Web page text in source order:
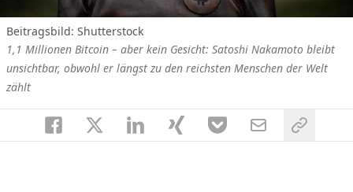
Beitragsbild: Shutterstock
1,1 Millionen Bitcoin – aber kein Gesicht: Satoshi Nakamoto bleibt
unsichtbar, obwohl er längst zu den reichsten Menschen der Welt
zählt